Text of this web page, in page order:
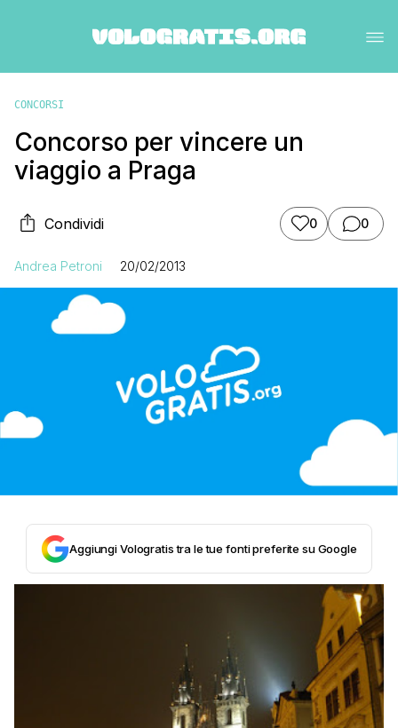
CONCORSI
Concorso per vincere un
viaggio a Praga
Condividi 0 0
Andrea Petroni 20/02/2013
Aggiungi Vologratis tra le tue fonti preferite su Google